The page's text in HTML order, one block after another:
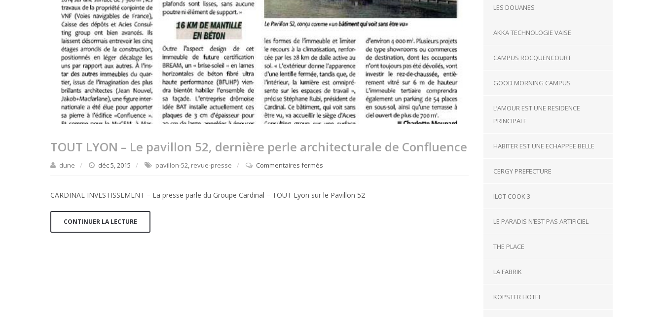
TOUT LYON – Le pavillon 52, dernière perle architecturale de Confluence
dune déc 5, 2015 pavillon-52, revue-presse Commentaires fermés
–
CARDINAL INVESTISSEMENT – La presse parle du Groupe Cardinal – TOUT Lyon sur le Pavillon 52
CONTINUER LA LECTURE
LES DOUANES
AKKA TECHNOLOGIE VAISE
CAMPUS ROCQUENCOURT
GOOD MORNING CAMPUS
L’AMOUR EST UNE RESIDENCE
PRINCIPALE
HABITER EST UNE ECHAPPEE BELLE
CERGY PREFECTURE
ILOT COOK 3
LE PARADIS N’EST PAS ARTIFICIEL
THE PLACE
LA FABRIK
KOPSTER HOTEL